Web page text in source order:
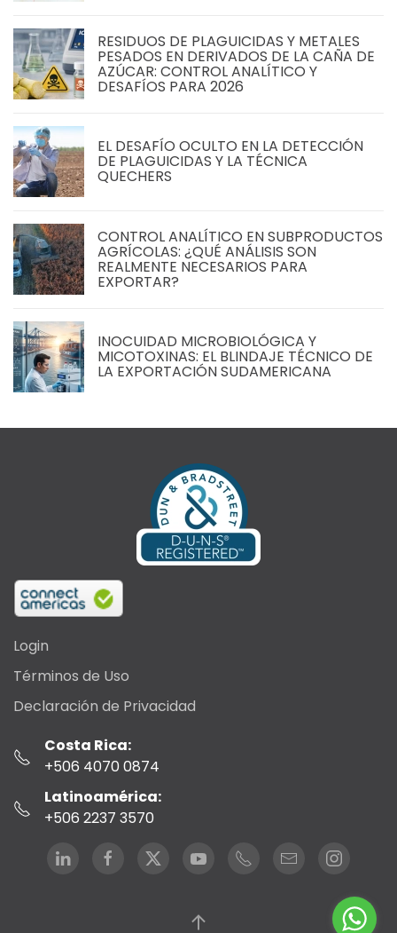
RESIDUOS DE PLAGUICIDAS Y METALES
PESADOS EN DERIVADOS DE LA CAÑA DE
AZÚCAR: CONTROL ANALÍTICO Y
DESAFÍOS PARA 2026
EL DESAFÍO OCULTO EN LA DETECCIÓN
DE PLAGUICIDAS Y LA TÉCNICA
QUECHERS
CONTROL ANALÍTICO EN SUBPRODUCTOS
AGRÍCOLAS: ¿QUÉ ANÁLISIS SON
REALMENTE NECESARIOS PARA
EXPORTAR?
INOCUIDAD MICROBIOLÓGICA Y
MICOTOXINAS: EL BLINDAJE TÉCNICO DE
LA EXPORTACIÓN SUDAMERICANA
Login
Términos de Uso
Declaración de Privacidad
Costa Rica:
+506 4070 0874
Latinoamérica:
+506 2237 3570